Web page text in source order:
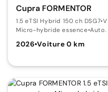
Cupra FORMENTOR
1.5 eTSI Hybrid 150 ch DSG7•V
Micro-hybride essence•Auto.
2026•Voiture 0 km